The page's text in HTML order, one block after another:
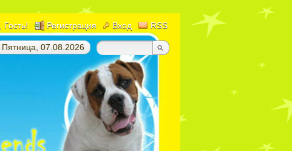
, Гость! Регистрация Вход RSS
Пятница, 07.08.2026